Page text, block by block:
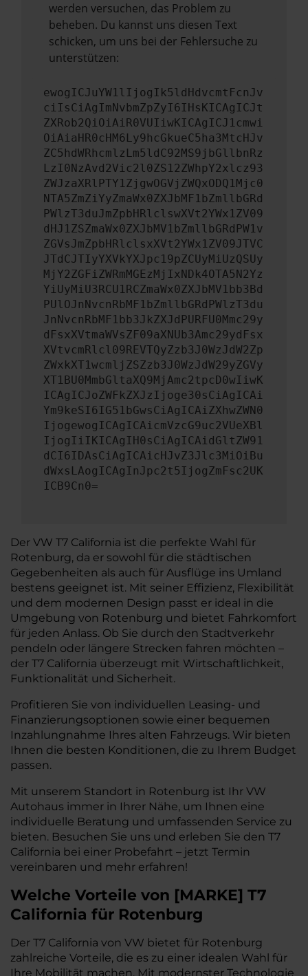
werden versuchen, das Problem zu
beheben. Du kannst uns diesen Text
schicken, um uns bei der Fehlersuche zu
unterstützen:
ewogICJuYW1lIjogIk5ldHdvcmtFcnJv
ciIsCiAgImNvbmZpZyI6IHsKICAgICJt
ZXRob2QiOiAiR0VUIiwKICAgICJ1cmwi
OiAiaHR0cHM6Ly9hcGkueC5ha3MtcHJv
ZC5hdWRhcmlzLm5ldC92MS9jbGllbnRz
LzI0NzAvd2Vic2l0ZS12ZWhpY2xlcz93
ZWJzaXRlPTY1ZjgwOGVjZWQxODQ1Mjc0
NTA5ZmZiYyZmaWx0ZXJbMF1bZmllbGRd
PWlzT3duJmZpbHRlclswXVt2YWx1ZV09
dHJ1ZSZmaWx0ZXJbMV1bZmllbGRdPW1v
ZGVsJmZpbHRlclsxXVt2YWx1ZV09JTVC
JTdCJTIyYXVkYXJpc19pZCUyMiUzQSUy
MjY2ZGFiZWRmMGEzMjIxNDk4OTA5N2Yz
YiUyMiU3RCU1RCZmaWx0ZXJbMV1bb3Bd
PUlOJnNvcnRbMF1bZmllbGRdPWlzT3du
JnNvcnRbMF1bb3JkZXJdPURFU0Mmc29y
dFsxXVtmaWVsZF09aXNUb3Amc29ydFsx
XVtvcmRlcl09REVTQyZzb3J0WzJdW2Zp
ZWxkXT1wcmljZSZzb3J0WzJdW29yZGVy
XT1BU0MmbGltaXQ9MjAmc2tpcD0wIiwK
ICAgICJoZWFkZXJzIjoge30sCiAgICAi
Ym9keSI6IG51bGwsCiAgICAiZXhwZWN0
IjogewogICAgICAicmVzcG9uc2VUeXBl
IjogIiIKICAgIH0sCiAgICAidGltZW91
dCI6IDAsCiAgICAicHJvZ3Jlc3MiOiBu
dWxsLAogICAgInJpc2t5IjogZmFsc2UK
ICB9Cn0=
Der VW T7 California ist die perfekte Wahl für
Rotenburg, da er sowohl für die städtischen
Gegebenheiten als auch für Ausflüge ins Umland
bestens geeignet ist. Mit seiner Effizienz, Flexibilität
und dem modernen Design passt er ideal in die
Umgebung von Rotenburg und bietet Fahrkomfort
für jeden Anlass. Ob Sie durch den Stadtverkehr
pendeln oder längere Strecken fahren möchten –
der T7 California überzeugt mit Wirtschaftlichkeit,
Funktionalität und Sicherheit.
Profitieren Sie von individuellen Leasing- und
Finanzierungsoptionen sowie einer bequemen
Inzahlungnahme Ihres alten Fahrzeugs. Wir bieten
Ihnen die besten Konditionen, die zu Ihrem Budget
passen.
Mit unserem Standort in Rotenburg ist Ihr VW
Autohaus immer in Ihrer Nähe, um Ihnen eine
individuelle Beratung und umfassenden Service zu
bieten. Besuchen Sie uns und erleben Sie den T7
California bei einer Probefahrt – jetzt Termin
vereinbaren und mehr erfahren!
Welche Vorteile von [MARKE] T7
California für Rotenburg
Der T7 California von VW bietet für Rotenburg
zahlreiche Vorteile, die es zu einer idealen Wahl für
Ihre Mobilität machen. Mit modernster Technologie